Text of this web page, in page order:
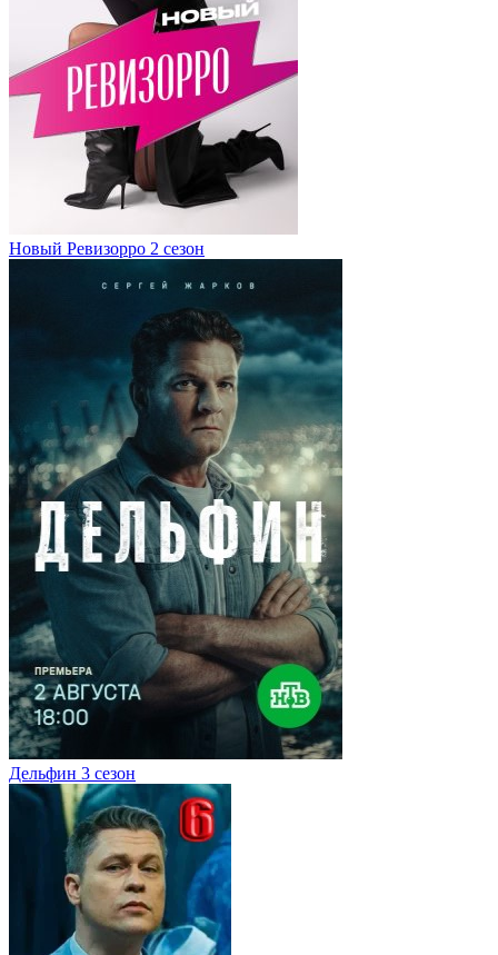
Новый Ревизорро 2 сезон
Дельфин 3 сезон